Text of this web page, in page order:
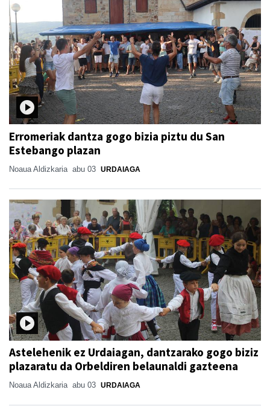
Erromeriak dantza gogo bizia piztu du San
Estebango plazan
Noaua Aldizkaria abu 03 URDAIAGA
Astelehenik ez Urdaiagan, dantzarako gogo biziz
plazaratu da Orbeldiren belaunaldi gazteena
Noaua Aldizkaria abu 03 URDAIAGA